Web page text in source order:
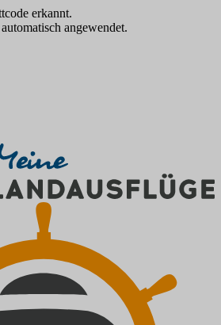
erkannt.
angewendet.